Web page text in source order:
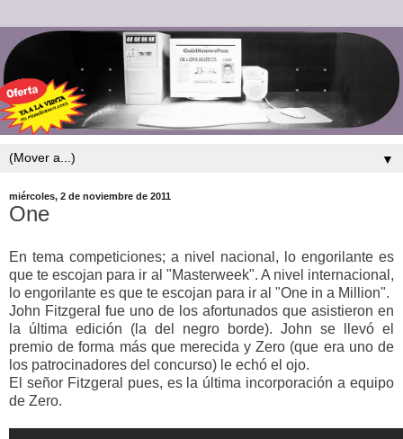
▼
miércoles, 2 de noviembre de 2011
One
En tema competiciones; a nivel nacional, lo engorilante es
que te escojan para ir al "Masterweek". A nivel internacional,
lo engorilante es que te escojan para ir al "One in a Million".
John Fitzgeral fue uno de los afortunados que asistieron en
la última edición (la del negro borde). John se llevó el
premio de forma más que merecida y Zero (que era uno de
los patrocinadores del concurso) le echó el ojo.
El señor Fitzgeral pues, es la última incorporación a equipo
de Zero.